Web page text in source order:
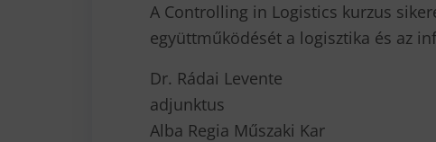
A Controlling in Logistics kurzus
együttműködését a logisztika és az
Dr. Rádai Levente
adjunktus
Alba Regia Műszaki Kar